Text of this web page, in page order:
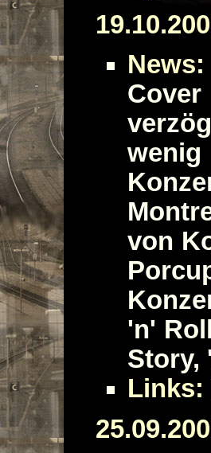
News:
von
'n'
Story,
Links: